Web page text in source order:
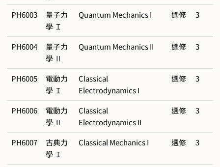
PH6003
量子力
學 Ｉ
Quantum Mechanics I 選修 3
PH6004
量子力
學 Ⅱ
Quantum Mechanics II 選修 3
PH6005
電動力
學 Ｉ
Classical
Electrodynamics I
選修 3
PH6006
電動力
學 Ⅱ
Classical
Electrodynamics II
選修 3
PH6007
古典力
學 Ｉ
Classical Mechanics I 選修 3